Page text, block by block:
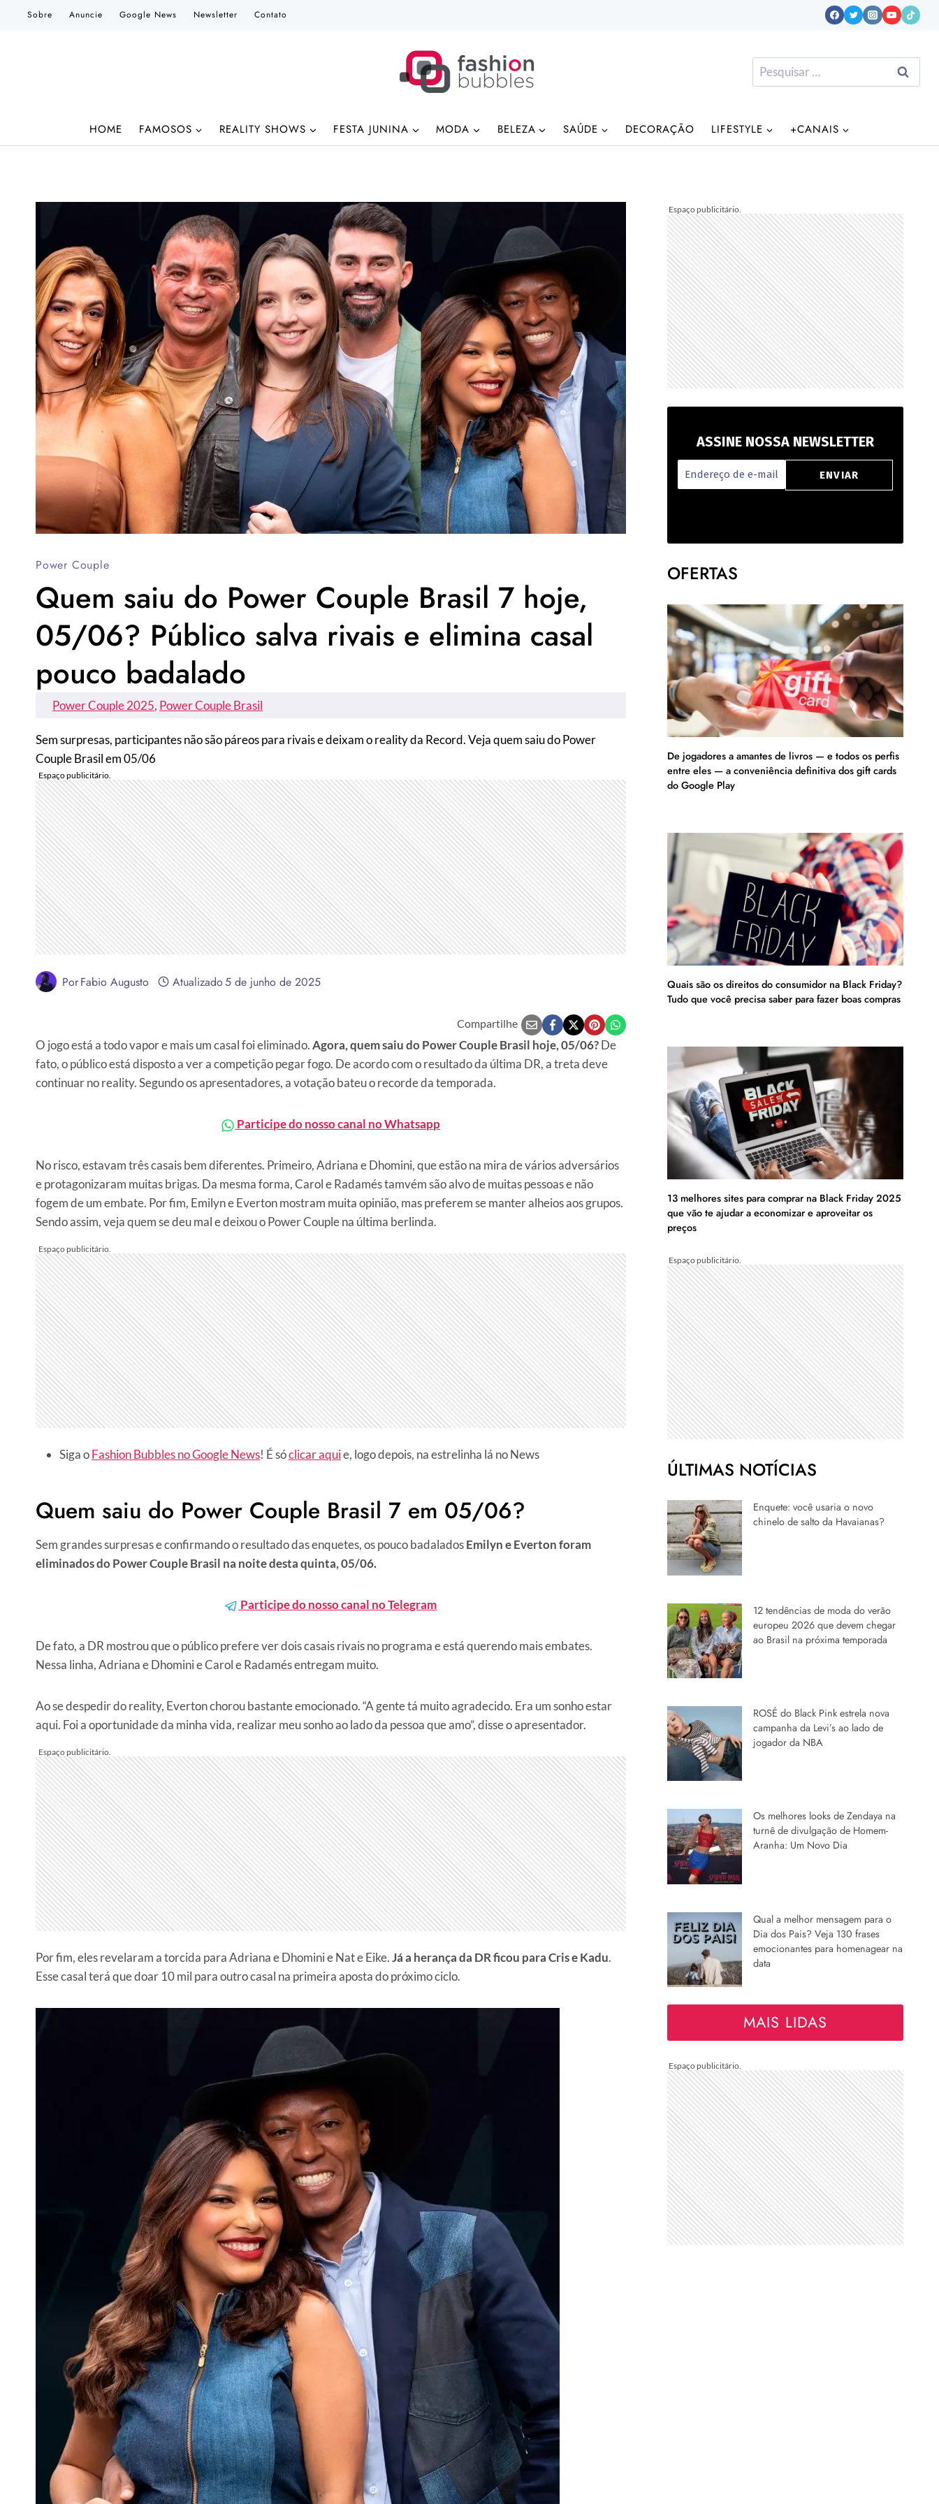
Sobre Anuncie Google News Newsletter Contato
Pesquisar
por:
HOME FAMOSOS REALITY SHOWS FESTA JUNINA MODA BELEZA SAÚDE DECORAÇÃO LIFESTYLE +CANAIS
Power Couple
Quem saiu do Power Couple Brasil 7 hoje,
05/06? Público salva rivais e elimina casal
pouco badalado
Power Couple 2025, Power Couple Brasil
Sem surpresas, participantes não são páreos para rivais e deixam o reality da Record. Veja quem saiu do Power
Couple Brasil em 05/06
PorFabio Augusto Atualizado5 de junho de 2025
Compartilhe
O jogo está a todo vapor e mais um casal foi eliminado.Agora, quem saiu do Power Couple Brasil hoje, 05/06?De
fato, o público está disposto a ver a competição pegar fogo. De acordo com o resultado da última DR, a treta deve
continuar no reality. Segundo os apresentadores, a votação bateu o recorde da temporada.
Participe do nosso canal no Whatsapp
No risco, estavam três casais bem diferentes. Primeiro, Adriana e Dhomini, que estão na mira de vários adversários
e protagonizaram muitas brigas. Da mesma forma, Carol e Radamés tamvém são alvo de muitas pessoas e não
fogem de um embate. Por fim, Emilyn e Everton mostram muita opinião, mas preferem se manter alheios aos grupos.
Sendo assim, veja quem se deu mal e deixou o Power Couple na última berlinda.
Siga oFashion Bubbles no Google News! É sóclicar aquie, logo depois, na estrelinha lá no News
Quem saiu do Power Couple Brasil 7 em 05/06?
Sem grandes surpresas e confirmando o resultado das enquetes, os pouco badaladosEmilyn e Everton foram
eliminados do Power Couple Brasil na noite desta quinta, 05/06.
Participe do nosso canal no Telegram
De fato, a DR mostrou que o público prefere ver dois casais rivais no programa e está querendo mais embates.
Nessa linha, Adriana e Dhomini e Carol e Radamés entregam muito.
Ao se despedir do reality, Everton chorou bastante emocionado. “A gente tá muito agradecido. Era um sonho estar
aqui. Foi a oportunidade da minha vida, realizar meu sonho ao lado da pessoa que amo”, disse o apresentador.
Por fim, eles revelaram a torcida para Adriana e Dhomini e Nat e Eike.Já a herança da DR ficou para Cris e Kadu.
Esse casal terá que doar 10 mil para outro casal na primeira aposta do próximo ciclo.
ASSINE NOSSA NEWSLETTER
OFERTAS
De jogadores a amantes de livros — e todos os perfis
entre eles — a conveniência definitiva dos gift cards
do Google Play
Quais são os direitos do consumidor na Black Friday?
Tudo que você precisa saber para fazer boas compras
13 melhores sites para comprar na Black Friday 2025
que vão te ajudar a economizar e aproveitar os
preços
ÚLTIMAS NOTÍCIAS
Enquete: você usaria o novo
chinelo de salto da Havaianas?
12 tendências de moda do verão
europeu 2026 que devem chegar
ao Brasil na próxima temporada
ROSÉ do Black Pink estrela nova
campanha da Levi’s ao lado de
jogador da NBA
Os melhores looks de Zendaya na
turnê de divulgação de Homem-
Aranha: Um Novo Dia
Qual a melhor mensagem para o
Dia dos Pais? Veja 130 frases
emocionantes para homenagear na
data
MAIS LIDAS